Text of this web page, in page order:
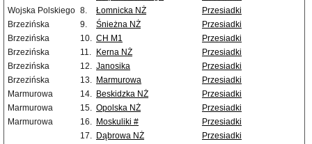
Wojska Polskiego 8. Łomnicka NŻ
Przesiadki
Brzezińska
9. Śnieżna NŻ
Przesiadki
Brzezińska
10. CH M1
Przesiadki
Brzezińska
11. Kerna NŻ
Przesiadki
Brzezińska
12. Janosika
Przesiadki
Brzezińska
13. Marmurowa
Przesiadki
Marmurowa
14. Beskidzka NŻ
Przesiadki
Marmurowa
15. Opolska NŻ
Przesiadki
Marmurowa
16. Moskuliki #
Przesiadki
17. Dąbrowa NŻ
Przesiadki